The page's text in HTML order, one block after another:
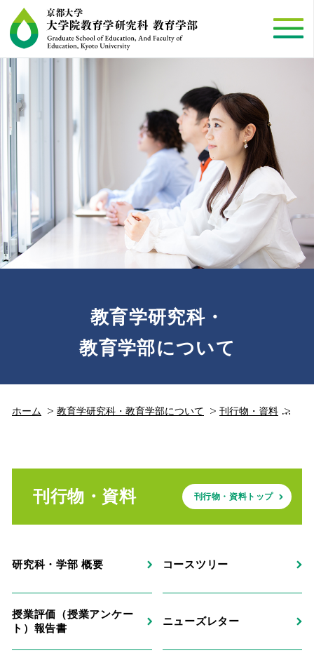
教育学研究科・
教育学部について
ホーム 教育学研究科・教育学部について 刊行物・資料
刊行物・資料 刊行物・資料トップ
研究科・学部 概要 コースツリー
授業評価（授業アンケー
ト）報告書
ニューズレター